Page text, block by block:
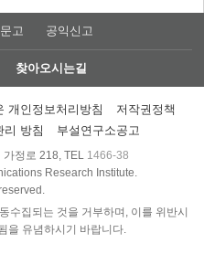
고 공익신고
찾아오시는길
개인정보처리방침
저작권정책
리 방침
부설연구소공고
정로 218, TEL 1466-38
Research Institute.
수집되는 것을 거부하며, 이를 위반시
을 유념하시기 바랍니다.